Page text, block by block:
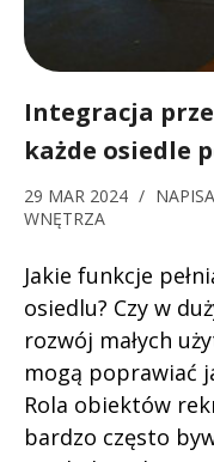
Integracja
każde osiedle
29 MAR 2024 /
WNĘTRZA
Jakie funkcje
osiedlu? Czy w
rozwój małych
mogą poprawiać
Rola obiektów
bardzo często